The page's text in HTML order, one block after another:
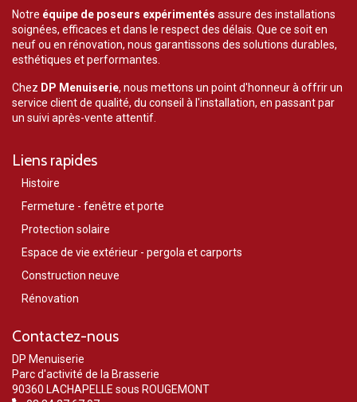
Notre équipe de poseurs expérimentés assure des installations
soignées, efficaces et dans le respect des délais. Que ce soit en
neuf ou en rénovation, nous garantissons des solutions durables,
esthétiques et performantes.
Chez DP Menuiserie, nous mettons un point d'honneur à offrir un
service client de qualité, du conseil à l'installation, en passant par
un suivi après-vente attentif.
Liens rapides
Histoire
Fermeture - fenêtre et porte
Protection solaire
Espace de vie extérieur - pergola et carports
Construction neuve
Rénovation
Contactez-nous
DP Menuiserie
Parc d'activité de la Brasserie
90360 LACHAPELLE sous ROUGEMONT